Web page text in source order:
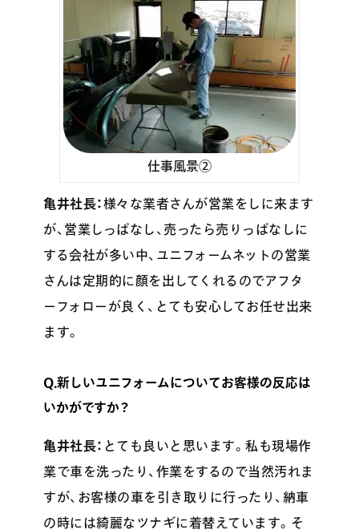
仕事風景②
亀井社長：様々な業者さんが営業をしに来ます
が、営業しっぱなし、売ったら売りっぱなしに
する会社が多い中、ユニフォームネットの営業
さんは定期的に顔を出してくれるのでアフタ
ーフォローが良く、とても安心してお任せ出来
ます。
Q.新しいユニフォームについてお客様の反応は
いかがですか？
亀井社長： とても良いと思います。私も現場作
業で車を洗ったり、作業をするので当然汚れま
すが、お客様の車を引き取りに行ったり、納車
の時には綺麗なツナギに着替えています。そ